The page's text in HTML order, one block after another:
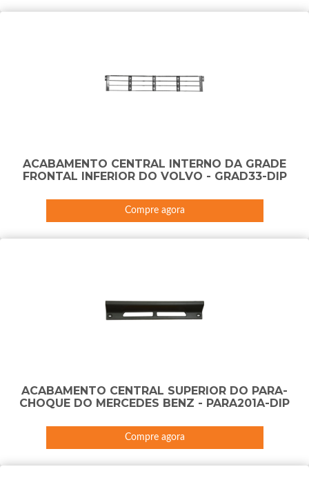
ACABAMENTO CENTRAL INTERNO DA GRADE
FRONTAL INFERIOR DO VOLVO - GRAD33-DIP
Compre agora
ACABAMENTO CENTRAL SUPERIOR DO PARA-
CHOQUE DO MERCEDES BENZ - PARA201A-DIP
Compre agora